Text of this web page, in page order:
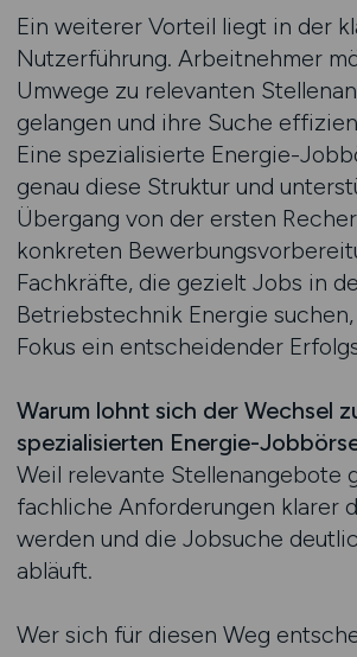
Ein weiterer Vorteil liegt in der
Nutzerführung. Arbeitnehmer
Umwege zu relevanten
gelangen und ihre Suche
Eine spezialisierte Energie-
genau diese Struktur und
Übergang von der ersten
konkreten
Fachkräfte, die gezielt Jobs in
Betriebstechnik Energie
Fokus ein entscheidender
Warum lohnt sich der Wechsel
spezialisierten Energie-
Weil relevante Stellenangebote
fachliche Anforderungen klarer
werden und die Jobsuche
abläuft.
Wer sich für diesen Weg